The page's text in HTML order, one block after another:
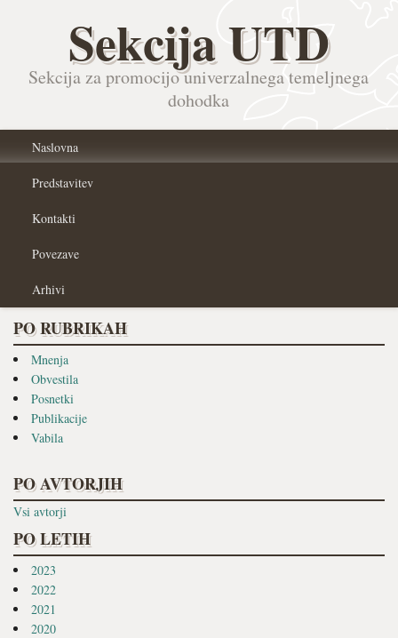
Sekcija UTD
Sekcija za promocijo univerzalnega temeljnega
dohodka
Naslovna
Predstavitev
Kontakti
Povezave
Arhivi
PO RUBRIKAH
Mnenja
Obvestila
Posnetki
Publikacije
Vabila
PO AVTORJIH
Vsi avtorji
PO LETIH
2023
2022
2021
2020